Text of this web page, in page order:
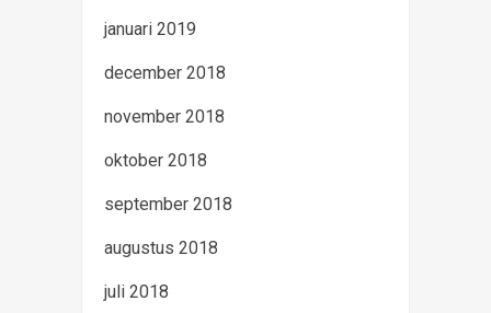
januari 2019
december 2018
november 2018
oktober 2018
september 2018
augustus 2018
juli 2018